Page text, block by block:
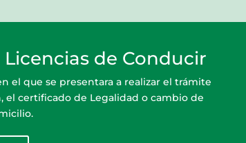
de Conducir
el que se presentara a realizar el trámite
el certificado de Legalidad o cambio de